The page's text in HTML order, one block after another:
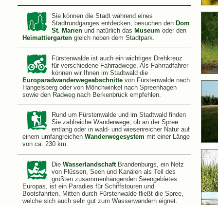
Sie können die Stadt während eines
Stadtrundganges entdecken, besuchen den Dom
St. Marien und natürlich das Museum oder den
Heimattiergarten gleich neben dem Stadtpark.
Fürstenwalde ist auch ein wichtiges Drehkreuz
für verschiedene Fahrradwege. Als Fahrradfahrer
können wir Ihnen im Stadtwald die
Europaradwanderwegeabschnitte von Fürstenwalde nach
Hangelsberg oder von Mönchwinkel nach Spreenhagen
sowie den Radweg nach Berkenbrück empfehlen.
Rund um Fürstenwalde und im Stadtwald finden
Sie zahlreiche Wanderwege, ob an der Spree
entlang oder in wald- und wiesenreicher Natur auf
einem umfangreichen Wanderwegesystem mit einer Länge
von ca. 230 km.
Die Wasserlandschaft Brandenburgs, ein Netz
von Flüssen, Seen und Kanälen als Teil des
größten zusammenhängenden Seengebietes
Europas, ist ein Paradies für Schiffstouren und
Bootsfahrten. Mitten durch Fürstenwalde fließt die Spree,
welche sich auch sehr gut zum Wasserwandern eignet.